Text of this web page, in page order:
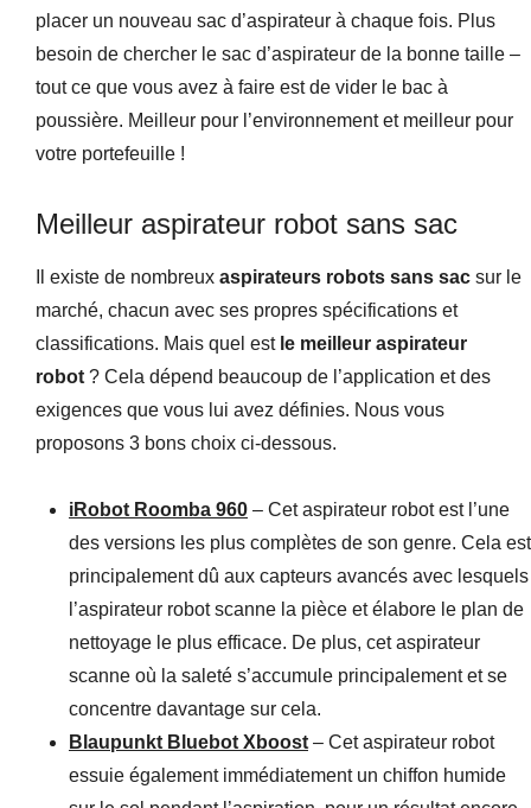
placer un nouveau sac d’aspirateur à chaque fois. Plus
besoin de chercher le sac d’aspirateur de la bonne taille –
tout ce que vous avez à faire est de vider le bac à
poussière. Meilleur pour l’environnement et meilleur pour
votre portefeuille !
Meilleur aspirateur robot sans sac
Il existe de nombreux aspirateurs robots sans sac sur le
marché, chacun avec ses propres spécifications et
classifications. Mais quel est le meilleur aspirateur
robot? Cela dépend beaucoup de l’application et des
exigences que vous lui avez définies. Nous vous
proposons 3 bons choix ci-dessous.
iRobot Roomba 960 – Cet aspirateur robot est l’une
des versions les plus complètes de son genre. Cela est
principalement dû aux capteurs avancés avec lesquels
l’aspirateur robot scanne la pièce et élabore le plan de
nettoyage le plus efficace. De plus, cet aspirateur
scanne où la saleté s’accumule principalement et se
concentre davantage sur cela.
Blaupunkt Bluebot Xboost– Cet aspirateur robot
essuie également immédiatement un chiffon humide